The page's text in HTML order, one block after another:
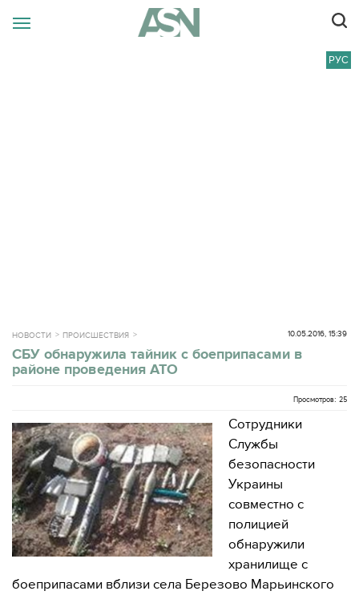
РУС
НОВОСТИ ПРОИСШЕСТВИЯ 10.05.2016, 15:39
СБУ обнаружила тайник с боеприпасами в
районе проведения АТО
Просмотров: 25
Сотрудники
Службы
безопасности
Украины
совместно с
полицией
обнаружили
хранилище с
боеприпасами вблизи села Березово Марьинского